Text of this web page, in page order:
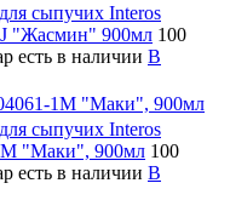
сыпучих Interos
"Жасмин" 900мл 100
есть в наличии В
1M "Маки", 900мл
сыпучих Interos
"Маки", 900мл 100
есть в наличии В